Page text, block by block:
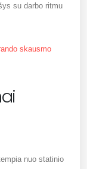
su darbo ritmu
skausmo
nuo statinio